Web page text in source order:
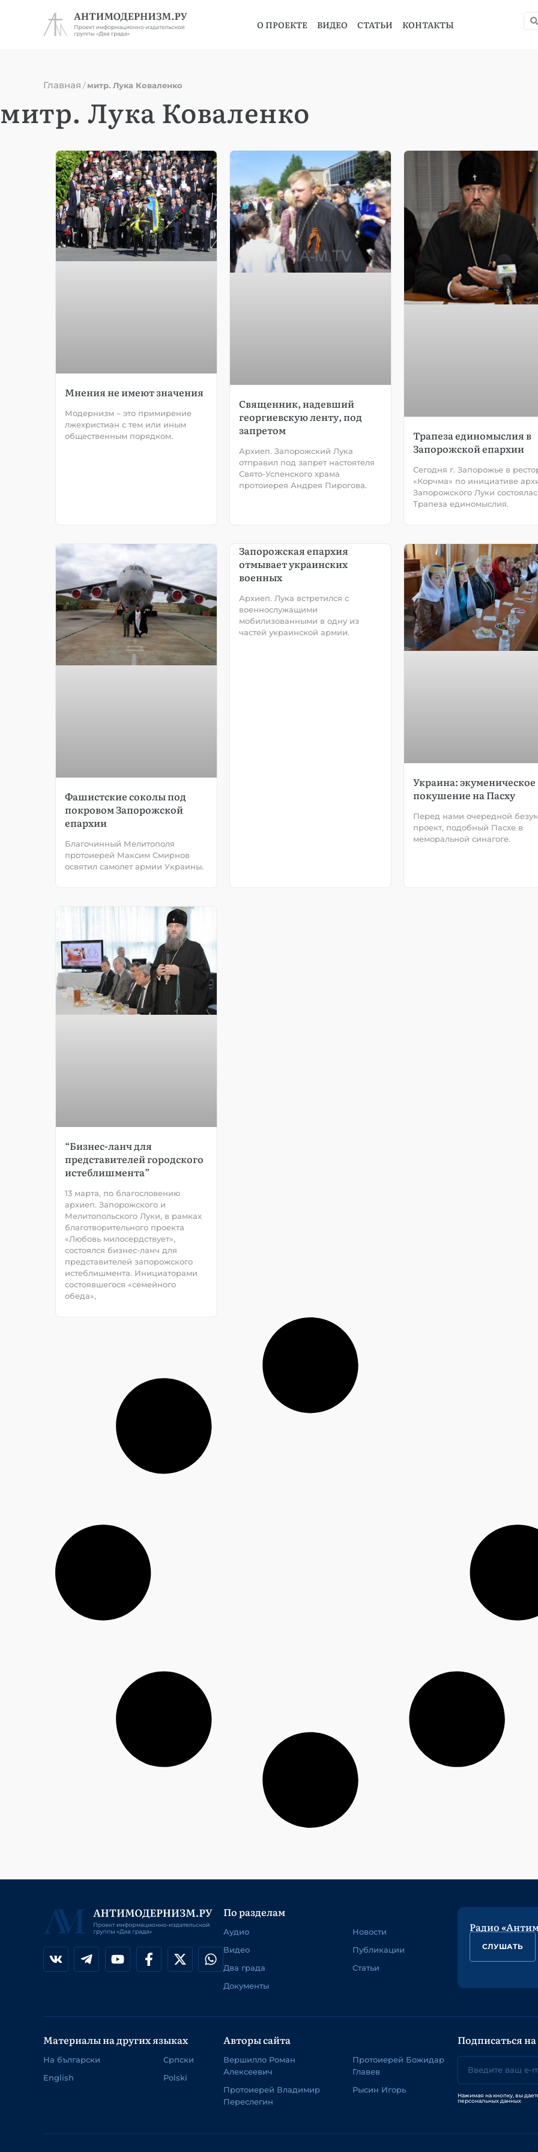
О ПРОЕКТЕ ВИДЕО СТАТЬИ КОНТАКТЫ
Главная /митр. Лука Коваленко
митр. Лука Коваленко
Мнения не имеют значения
Модернизм – это примирение
лжехристиан с тем или иным
общественным порядком.
Священник, надевший
георгиевскую ленту, под
запретом
Архиеп. Запорожский Лука
отправил под запрет настоятеля
Свято-Успенского храма
протоиерея Андрея Пирогова.
Трапеза единомыслия в
Запорожской епархии
Сегодня г. Запорожье в
«Корчма» по инициативе
Запорожского Луки
Трапеза единомыслия.
Фашистские соколы под
покровом Запорожской
епархии
Благочинный Мелитополя
протоиерей Максим Смирнов
освятил самолет армии Украины.
Запорожская епархия
отмывает украинских
военных
Архиеп. Лука встретился с
военнослужащими
мобилизованными в одну из
частей украинской армии.
Украина: экуменическое
покушение на Пасху
Перед нами очередной
проект, подобный Пасхе в
меморальной синагоге.
“Бизнес-ланч для
представителей городского
истеблишмента”
13 марта, по благословению
архиеп. Запорожского и
Мелитопольского Луки, в рамках
благотворительного проекта
«Любовь милосердствует»,
состоялся бизнес-ланч для
представителей запорожского
истеблишмента. Инициаторами
состоявшегося «семейного
обеда»,
По разделам
Аудио
Видео
Два града
Документы
Новости
Публикации
Статьи
Радио
СЛУШАТЬ
Материалы на других языках
На български
English
Српски
Polski
Авторы сайта
Вершилло Роман
Алексеевич
Протоиерей Владимир
Переслегин
Протоиерей Божидар
Главев
Рысин Игорь
Подписаться
Нажимая на кнопку, вы
персональных данных